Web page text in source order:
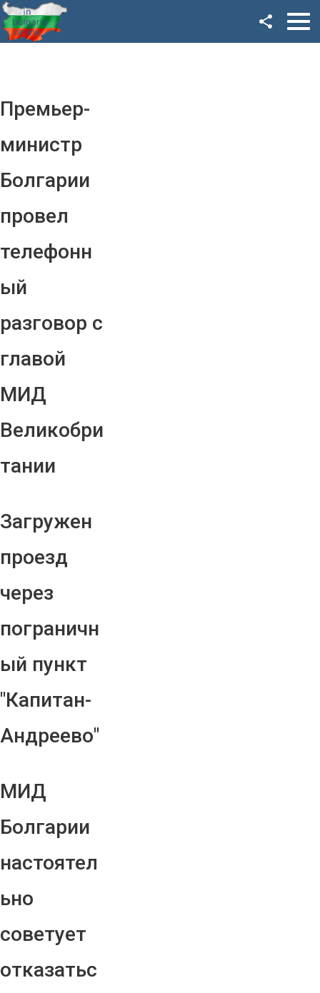
Премьер-
министр
Болгарии
провел
телефонн
ый
разговор с
главой
МИД
Великобри
тании
Загружен
проезд
через
пограничн
ый пункт
"Капитан-
Андреево"
МИД
Болгарии
настоятел
ьно
советует
отказатьс